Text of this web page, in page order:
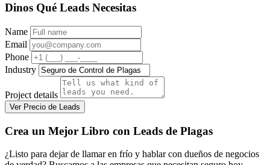
Dinos Qué Leads Necesitas
Name
Email
Phone
Industry
Project details
Ver Precio de Leads
Crea un Mejor Libro con Leads de Plagas
¿Listo para dejar de llamar en frío y hablar con dueños de negocios